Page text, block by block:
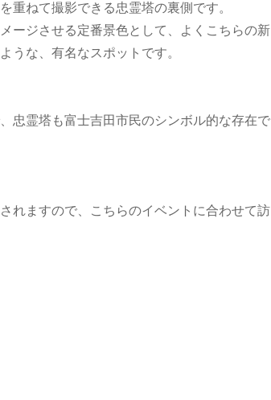
重ねて撮影できる忠霊塔の裏側です。
ージさせる定番景色として、よくこちらの新
うな、有名なスポットです。
忠霊塔も富士吉田市民のシンボル的な存在で
れますので、こちらのイベントに合わせて訪